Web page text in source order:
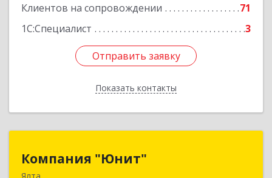
Клиентов на сопровождении
71
1С:Специалист
3
Отправить заявку
Показать контакты
Отправить заявку
Назад
Компания "Юнит"
Ялта